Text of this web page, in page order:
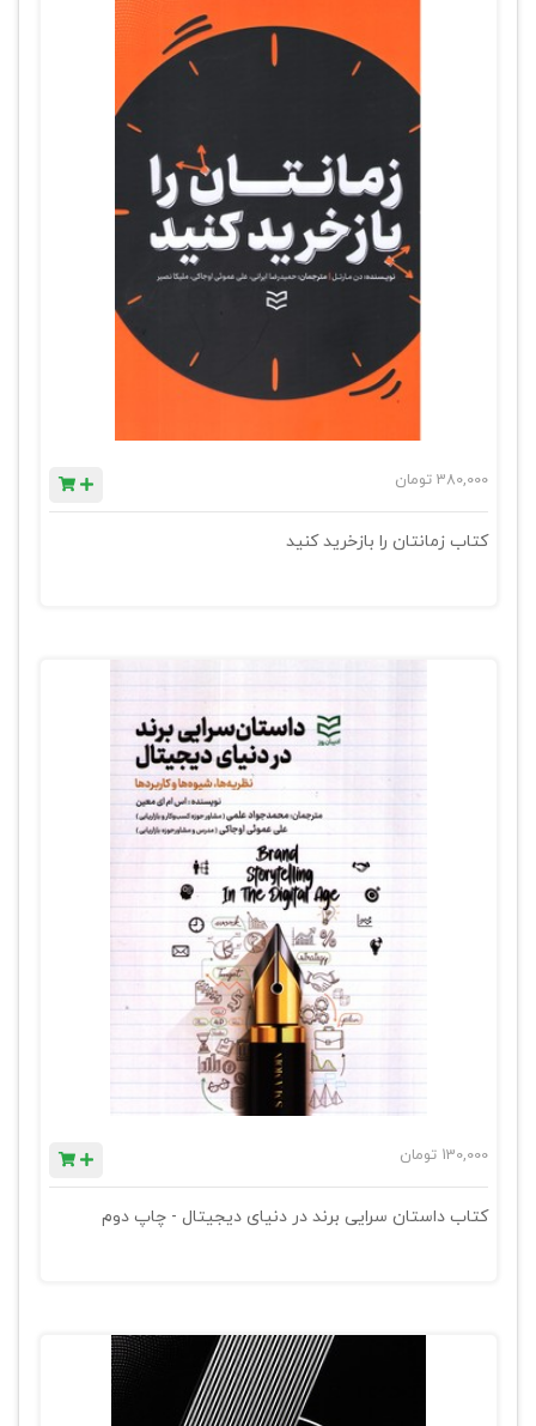
380,000 تومان
کتاب زمانتان را بازخرید کنید
130,000 تومان
کتاب داستان سرایی برند در دنیای دیجیتال - چاپ دوم